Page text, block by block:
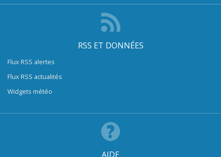
RSS ET DONNÉES
Flux RSS alertes
Flux RSS actualités
Widgets météo
AIDE